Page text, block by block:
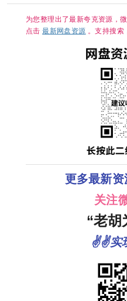
为您整理出了最新夸克资源，
点击最新网盘资源 。支持搜索
更多最新
关注
“老胡
✌✌实